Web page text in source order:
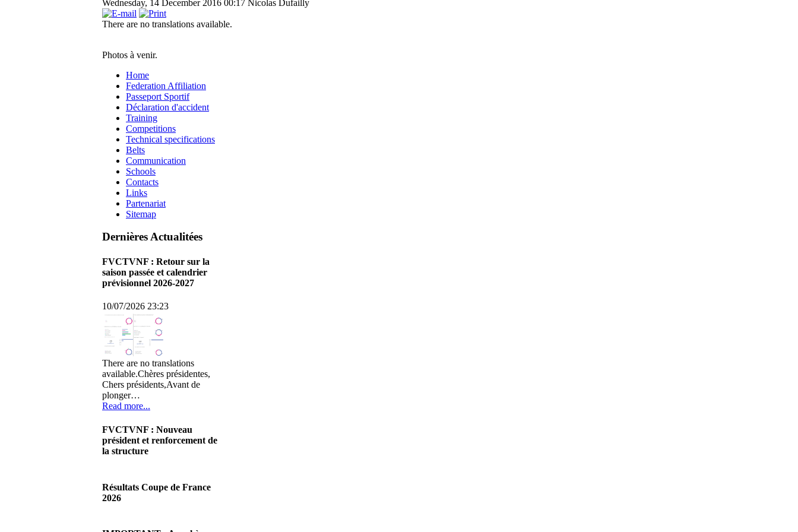
Wednesday, 14 December 2016 00:17 Nicolas Dufailly
There are no translations available.
Photos à venir.
Home
Federation Affiliation
Passeport Sportif
Déclaration d'accident
Training
Competitions
Technical specifications
Belts
Communication
Schools
Contacts
Links
Partenariat
Sitemap
Dernières Actualitées
FVCTVNF : Retour sur la
saison passée et calendrier
prévisionnel 2026-2027
10/07/2026 23:23
There are no translations
available.Chères présidentes,
Chers présidents,Avant de
plonger…
Read more...
FVCTVNF : Nouveau
président et renforcement de
la structure
There are no translations
available.Chères Présidentes,
Read more...
Résultats Coupe de France
2026